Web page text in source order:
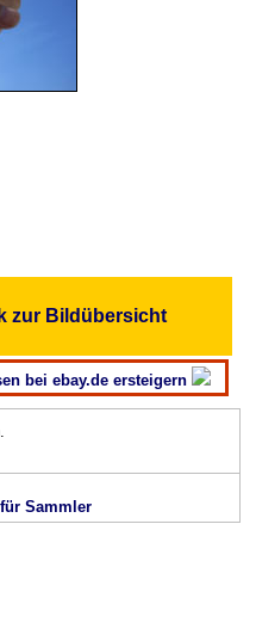
zur Bildübersicht
bei ebay.de ersteigern
Sammler